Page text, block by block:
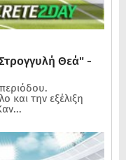
Θεά" -
και την εξέλιξη